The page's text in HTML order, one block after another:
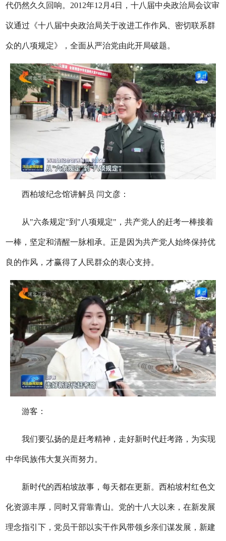
代仍然久久回响。2012年12月4日，十八届中央政治局会议审
议通过《十八届中央政治局关于改进工作作风、密切联系群
众的八项规定》，全面从严治党由此开局破题。
西柏坡纪念馆讲解员 闫文彦：
从"六条规定"到"八项规定"，共产党人的赶考一棒接着
一棒，坚定和清醒一脉相承。正是因为共产党人始终保持优
良的作风，才赢得了人民群众的衷心支持。
游客：
我们要弘扬的是赶考精神，走好新时代赶考路，为实现
中华民族伟大复兴而努力。
新时代的西柏坡故事，每天都在更新。西柏坡村红色文
化资源丰厚，同时又背靠青山。党的十八大以来，在新发展
理念指引下，党员干部以实干作风带领乡亲们谋发展，新建